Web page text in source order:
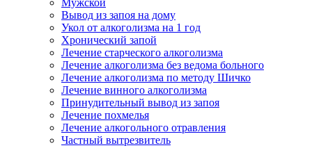
Мужской
Вывод из запоя на дому
Укол от алкоголизма на 1 год
Хронический запой
Лечение старческого алкоголизма
Лечение алкоголизма без ведома больного
Лечение алкоголизма по методу Шичко
Лечение винного алкоголизма
Принудительный вывод из запоя
Лечение похмелья
Лечение алкогольного отравления
Частный вытрезвитель